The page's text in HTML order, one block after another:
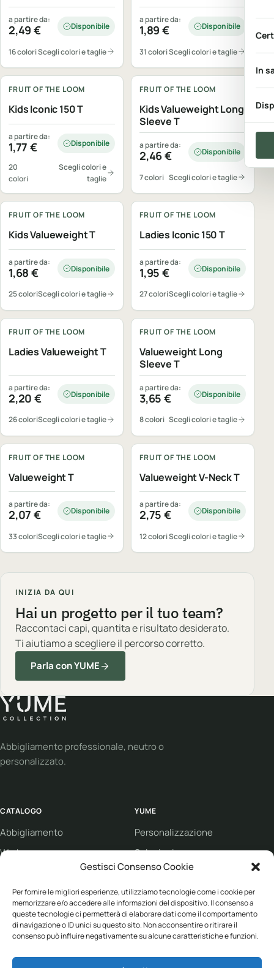
Gestisci Consenso Cookie
Per fornire le migliori esperienze, utilizziamo tecnologie come i cookie per
memorizzare e/o accedere alle informazioni del dispositivo. Il consenso a
queste tecnologie ci permetterà di elaborare dati come il comportamento
di navigazione o ID unici su questo sito. Non acconsentire o ritirare il
consenso può influire negativamente su alcune caratteristiche e funzioni.
In
a partire da:
2,49€ Disponibile
16 coloriScegli colori e taglie
a partire da:
1,89€ Disponibile
31 coloriScegli colori e taglie
FRUIT OF THE LOOM
Kids Iconic 150 T
a partire da:
1,77€ Disponibile
20
colori
Scegli colori e
taglie
FRUIT OF THE LOOM
Kids Valueweight Long
Sleeve T
a partire da:
2,46€ Disponibile
7 colori Scegli colori e taglie
FRUIT OF THE LOOM
Kids Valueweight T
a partire da:
1,68€ Disponibile
25 coloriScegli colori e taglie
FRUIT OF THE LOOM
Ladies Iconic 150 T
a partire da:
1,95€ Disponibile
27 coloriScegli colori e taglie
FRUIT OF THE LOOM
Ladies Valueweight T
a partire da:
2,20€ Disponibile
26 coloriScegli colori e taglie
FRUIT OF THE LOOM
Valueweight Long
Sleeve T
a partire da:
3,65€ Disponibile
8 colori Scegli colori e taglie
FRUIT OF THE LOOM
Valueweight T
a partire da:
2,07€ Disponibile
33 coloriScegli colori e taglie
FRUIT OF THE LOOM
Valueweight V-Neck T
a partire da:
2,75€ Disponibile
12 coloriScegli colori e taglie
INIZIA DA QUI
Hai un progetto per il tuo team?
Raccontaci capi, quantita e risultato desiderato.
Ti aiutiamo a scegliere il percorso corretto.
Parla con YUME
Abbigliamento professionale, neutro o
personalizzato.
CATALOGO
Abbigliamento
Workwear
Eco collection
Brand
YUME
Personalizzazione
Soluzioni
Supporto
Condizioni di vendita